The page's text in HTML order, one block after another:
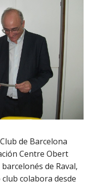
de Barcelona
Centre Obert
de Raval,
colabora desde